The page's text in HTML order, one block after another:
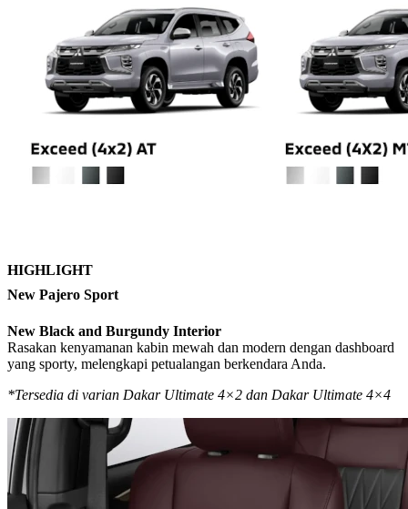
HIGHLIGHT
New Pajero Sport
New Black and Burgundy Interior
Rasakan kenyamanan kabin mewah dan modern dengan dashboard
yang sporty, melengkapi petualangan berkendara Anda.
*Tersedia di varian Dakar Ultimate 4×2 dan Dakar Ultimate 4×4